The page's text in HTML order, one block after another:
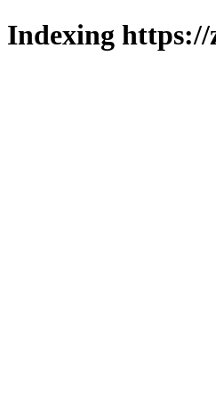
Indexing https://